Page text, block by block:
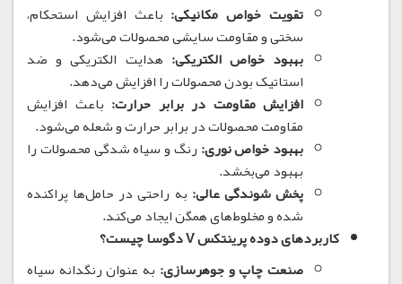
تقویت خواص مکانیکی: باعث افزایش استحکام،
سختی و مقاومت سایشی محصولات می‌شود.
بهبود خواص الکتریکی: هدایت الکتریکی و ضد
استاتیک بودن محصولات را افزایش می‌دهد.
افزایش مقاومت در برابر حرارت: باعث افزایش
مقاومت محصولات در برابر حرارت و شعله می‌شود.
بهبود خواص نوری: رنگ و سیاه شدگی محصولات را
بهبود می‌بخشد.
پخش شوندگی عالی: به راحتی در حامل‌ها پراکنده
شده و مخلوط‌های همگن ایجاد می‌کند.
کاربردهای دوده پرینتکس V دگوسا چیست؟
صنعت چاپ و جوهرسازی: به عنوان رنگدانه سیاه